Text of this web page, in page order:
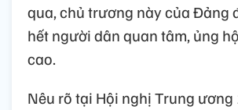
qua, chủ trương này của Đảng
hết người dân quan tâm, ủng
cao.
Nêu rõ tại Hội nghị Trung ương